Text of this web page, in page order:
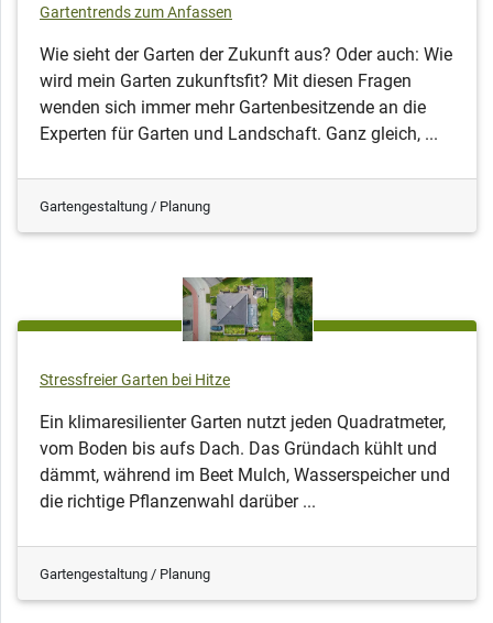
Gartentrends zum Anfassen
Wie sieht der Garten der Zukunft aus? Oder auch: Wie
wird mein Garten zukunftsfit? Mit diesen Fragen
wenden sich immer mehr Gartenbesitzende an die
Experten für Garten und Landschaft. Ganz gleich, ...
Gartengestaltung / Planung
Stressfreier Garten bei Hitze
Ein klimaresilienter Garten nutzt jeden Quadratmeter,
vom Boden bis aufs Dach. Das Gründach kühlt und
dämmt, während im Beet Mulch, Wasserspeicher und
die richtige Pflanzenwahl darüber ...
Gartengestaltung / Planung